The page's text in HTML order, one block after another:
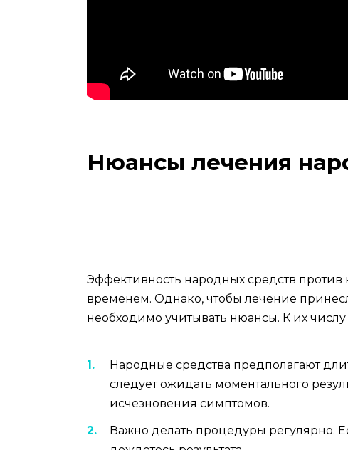
Нюансы лечения
Эффективность народных средств
временем. Однако, чтобы лечение
необходимо учитывать нюансы. К их
Народные средства предполагают
следует ожидать моментального
исчезновения симптомов.
Важно делать процедуры регулярно.